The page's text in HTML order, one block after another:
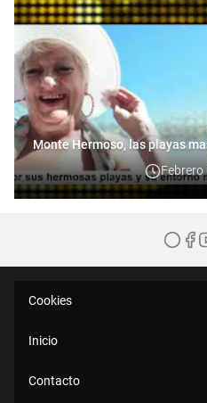
Monte Hermoso, las playas
Febrero
Cookies
Inicio
Contacto